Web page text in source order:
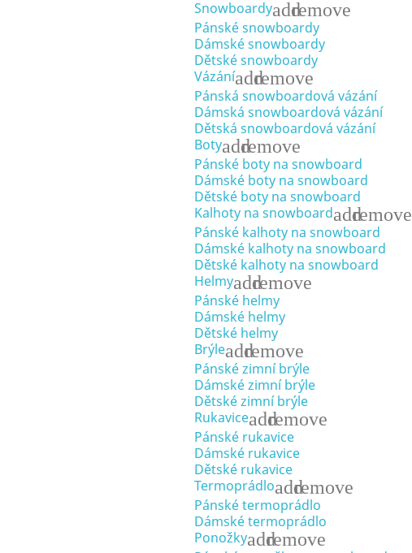
Snowboardyaddremove
Pánské snowboardy
Dámské snowboardy
Dětské snowboardy
Vázáníaddremove
Pánská snowboardová vázání
Dámská snowboardová vázání
Dětská snowboardová vázání
Botyaddremove
Pánské boty na snowboard
Dámské boty na snowboard
Dětské boty na snowboard
Kalhoty na snowboardaddremove
Pánské kalhoty na snowboard
Dámské kalhoty na snowboard
Dětské kalhoty na snowboard
Helmyaddremove
Pánské helmy
Dámské helmy
Dětské helmy
Brýleaddremove
Pánské zimní brýle
Dámské zimní brýle
Dětské zimní brýle
Rukaviceaddremove
Pánské rukavice
Dámské rukavice
Dětské rukavice
Termoprádloaddremove
Pánské termoprádlo
Dámské termoprádlo
Ponožkyaddremove